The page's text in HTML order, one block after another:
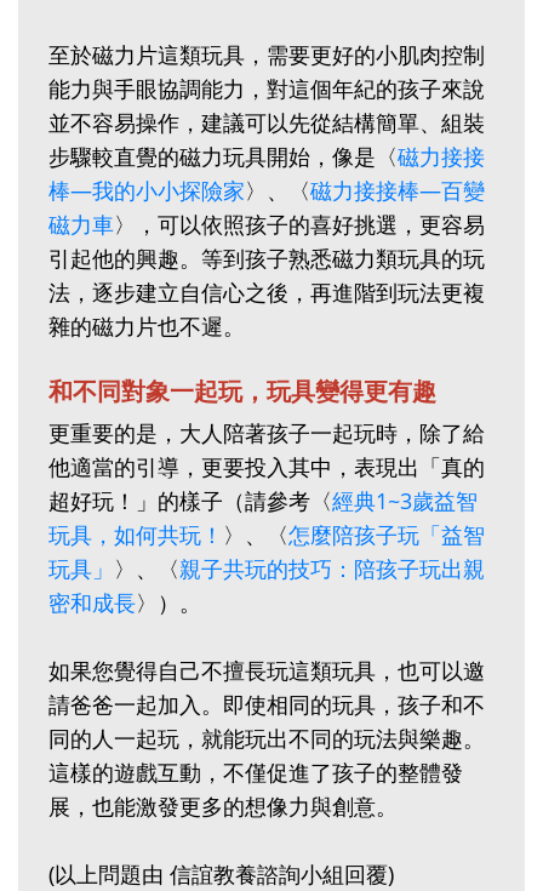
至於磁力片這類玩具，需要更好的小肌肉控制
能力與手眼協調能力，對這個年紀的孩子來說
並不容易操作，建議可以先從結構簡單、組裝
步驟較直覺的磁力玩具開始，像是〈磁力接接
棒—我的小小探險家〉、〈磁力接接棒—百變
磁力車〉，可以依照孩子的喜好挑選，更容易
引起他的興趣。等到孩子熟悉磁力類玩具的玩
法，逐步建立自信心之後，再進階到玩法更複
雜的磁力片也不遲。
和不同對象一起玩，玩具變得更有趣
更重要的是，大人陪著孩子一起玩時，除了給
他適當的引導，更要投入其中，表現出「真的
超好玩！」的樣子（請參考〈經典1~3歲益智
玩具，如何共玩！ 〉、〈怎麼陪孩子玩「益智
玩具」 〉、〈親子共玩的技巧：陪孩子玩出親
密和成長〉）。
如果您覺得自己不擅長玩這類玩具，也可以邀
請爸爸一起加入。即使相同的玩具，孩子和不
同的人一起玩，就能玩出不同的玩法與樂趣。
這樣的遊戲互動，不僅促進了孩子的整體發
展，也能激發更多的想像力與創意。
(以上問題由 信誼教養諮詢小組回覆)